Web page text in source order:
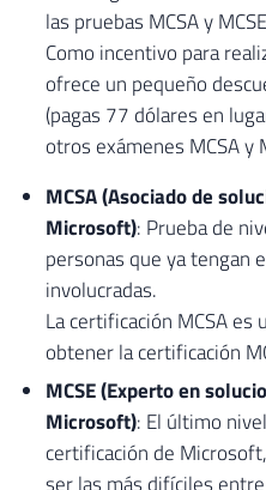
las pruebas MCSA y
Como incentivo para
ofrece un pequeño
(pagas 77 dólares en
otros exámenes MCSA y
MCSA (Asociado de
Microsoft): Prueba de
personas que ya tengan
involucradas.
La certificación MCSA
obtener la certificación
MCSE (Experto en
Microsoft): El último
certificación de